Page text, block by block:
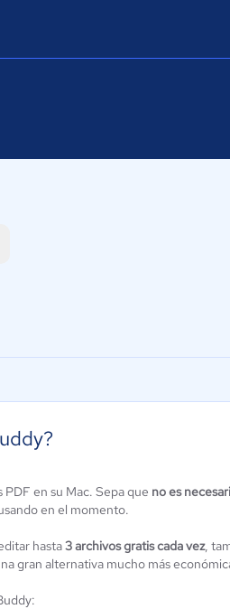
PDF EDITOR
calificación
en su Mac. Sepa que no es
en el momento.
hasta3 archivos gratis cada vez,
gran alternativa mucho más